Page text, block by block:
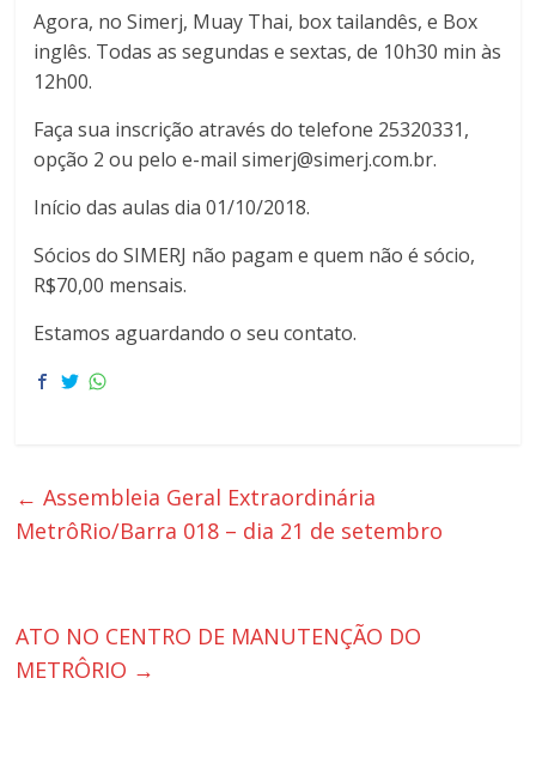
entidade
que
atua
defesa
dos
metroviários(as)
do
de
Agora, no Simerj, Muay Thai, box tailandês, e Box
inglês. Todas as segundas e sextas, de 10h30 min às
12h00.
Faça sua inscrição através do telefone 25320331,
opção 2 ou pelo e-mail simerj@simerj.com.br.
Início das aulas dia 01/10/2018.
Sócios do SIMERJ não pagam e quem não é sócio,
R$70,00 mensais.
Estamos aguardando o seu contato.
← Assembleia Geral Extraordinária
MetrôRio/Barra 018 – dia 21 de setembro
ATO NO CENTRO DE MANUTENÇÃO DO
METRÔRIO →